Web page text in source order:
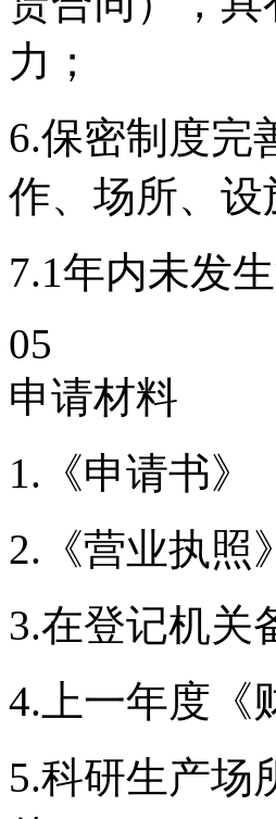
力；
6.保密制度完
作、场所、
7.1年内未发
05
申请材料
1.《申请书》
2.《营业执照
3.在登记机关
4.上一年度《
5.科研生产场